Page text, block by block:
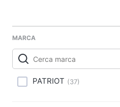
Clima
Arredo
MARCA
PATRIOT (37)